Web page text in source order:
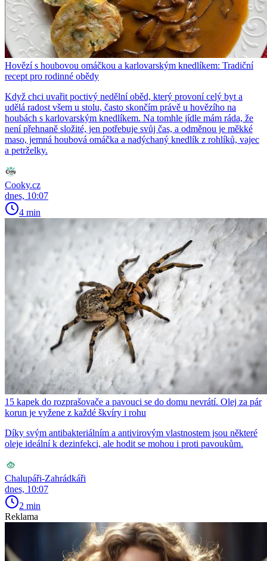
Hovězí s houbovou omáčkou a karlovarským knedlíkem: Tradiční
recept pro rodinné obědy
Když chci uvařit poctivý nedělní oběd, který provoní celý byt a
udělá radost všem u stolu, často skončím právě u hovězího na
houbách s karlovarským knedlíkem. Na tomhle jídle mám ráda, že
není přehnaně složité, jen potřebuje svůj čas, a odměnou je měkké
maso, jemná houbová omáčka a nadýchaný knedlík z rohlíků, vajec
a petrželky.
Cooky.cz
dnes, 10:07
4 min
15 kapek do rozprašovače a pavouci se do domu nevrátí. Olej za pár
korun je vyžene z každé škvíry i rohu
Díky svým antibakteriálním a antivirovým vlastnostem jsou některé
oleje ideální k dezinfekci, ale hodit se mohou i proti pavoukům.
Chalupáři-Zahrádkáři
dnes, 10:07
2 min
Reklama